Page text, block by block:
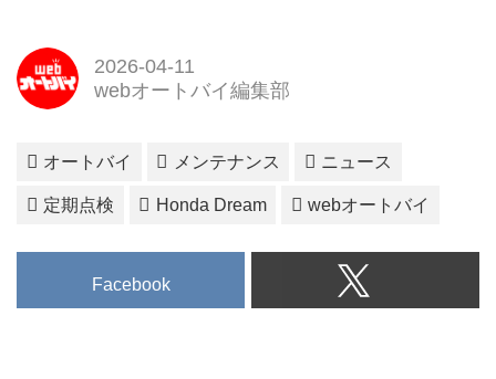
2026-04-11
webオートバイ編集部
オートバイ メンテナンス ニュース
定期点検 Honda Dream webオートバイ
Facebook